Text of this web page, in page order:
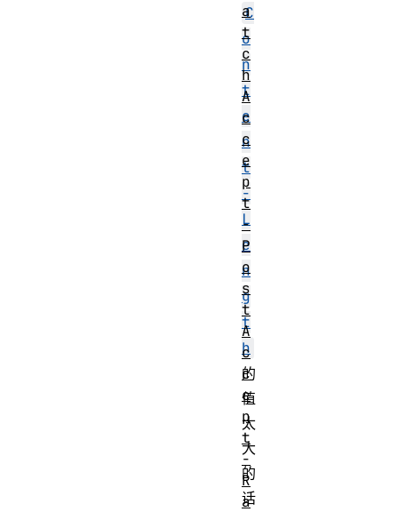
C
o
n
t
e
n
t
-
L
e
n
g
t
h
的
值
太
大
的
话
a
t
c
h
A
c
c
e
p
t
-
P
o
s
t
A
c
c
e
p
t
-
R
a